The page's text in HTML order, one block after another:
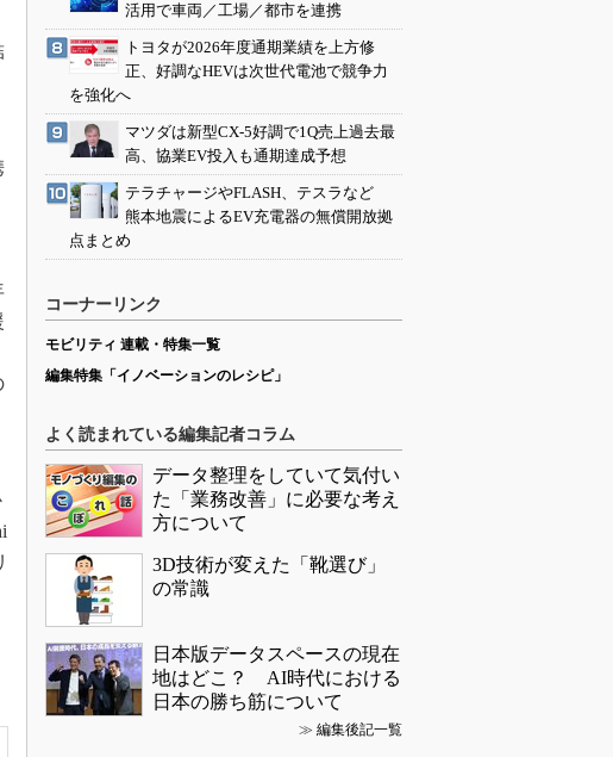
活用で車両／工場／都市を連携
トヨタが2026年度通期業績を上方修
正、好調なHEVは次世代電池で競争力
を強化へ
マツダは新型CX-5好調で1Q売上過去最
高、協業EV投入も通期達成予想
テラチャージやFLASH、テスラなど
熊本地震によるEV充電器の無償開放拠
点まとめ
コーナーリンク
モビリティ 連載・特集一覧
編集特集「イノベーションのレシピ」
よく読まれている編集記者コラム
データ整理をしていて気付い
た「業務改善」に必要な考え
方について
3D技術が変えた「靴選び」
の常識
日本版データスペースの現在
地はどこ？ AI時代における
日本の勝ち筋について
≫ 編集後記一覧